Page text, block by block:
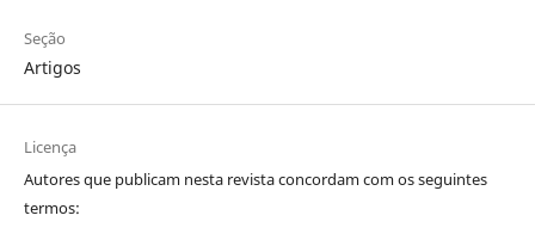
Seção
Artigos
Licença
Autores que publicam nesta revista concordam com os seguintes
termos: